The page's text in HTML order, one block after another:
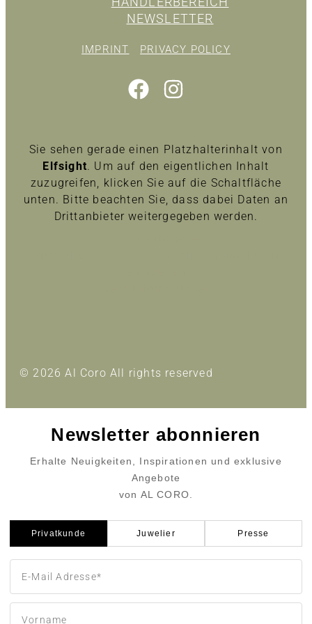
NEWSLETTER
IMPRINT PRIVACY POLICY
Sie sehen gerade einen Platzhalterinhalt von
Elfsight. Um auf den eigentlichen Inhalt
zuzugreifen, klicken Sie auf die Schaltfläche
unten. Bitte beachten Sie, dass dabei Daten an
Drittanbieter weitergegeben werden.
© 2026 Al Coro All rights reserved
Newsletter abonnieren
Erhalte Neuigkeiten, Inspirationen und exklusive
Angebote
von AL CORO.
Privatkunde Juwelier Presse